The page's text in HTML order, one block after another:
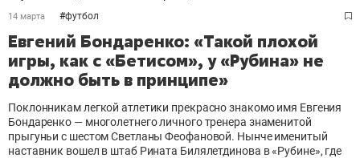
14 марта #футбол
Евгений Бондаренко: «Такой плохой
игры, как с «Бетисом», у «Рубина» не
должно быть в принципе»
Поклонникам легкой атлетики прекрасно знакомо имя Евгения
Бондаренко — многолетнего личного тренера знаменитой
прыгуньи с шестом Светланы Феофановой. Нынче именитый
наставник вошел в штаб Рината Билялетдинова в «Рубине», где